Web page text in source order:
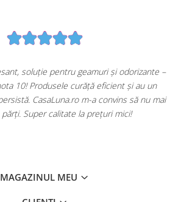
soluție pentru geamuri și odorizante –
10! Produsele curăță eficient și au un
CasaLuna.ro m-a convins să nu mai
Super calitate la prețuri mici!
MAGAZINUL MEU